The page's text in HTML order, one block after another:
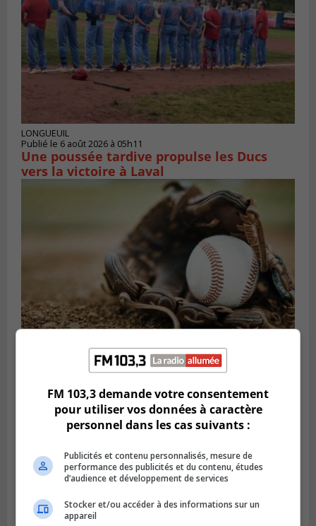
LONGUEUIL
Publié le 6 août 2026 à 05h11
Une poussée tardive propulse les Ducs
vers la victoire à Laval
Publié le 5 août 2026 à 08h38
dans un match serré à Longueuil
FM 103,3 demande votre consentement
pour utiliser vos données à caractère
personnel dans les cas suivants :
Publicités et contenu personnalisés, mesure de
performance des publicités et du contenu, études
d’audience et développement de services
Stocker et/ou accéder à des informations sur un
appareil